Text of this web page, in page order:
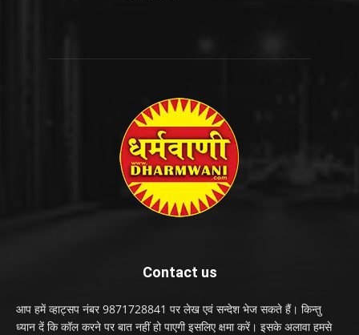
Contact us
आप हमें व्हाट्सप नंबर 9871728841 पर लेख एवं सन्देश भेज सकते हैं। किन्तु
ध्यान दें कि कॉल करने पर बात नहीं हो पाएगी इसलिए क्षमा करें। इसके अलावा हमसे